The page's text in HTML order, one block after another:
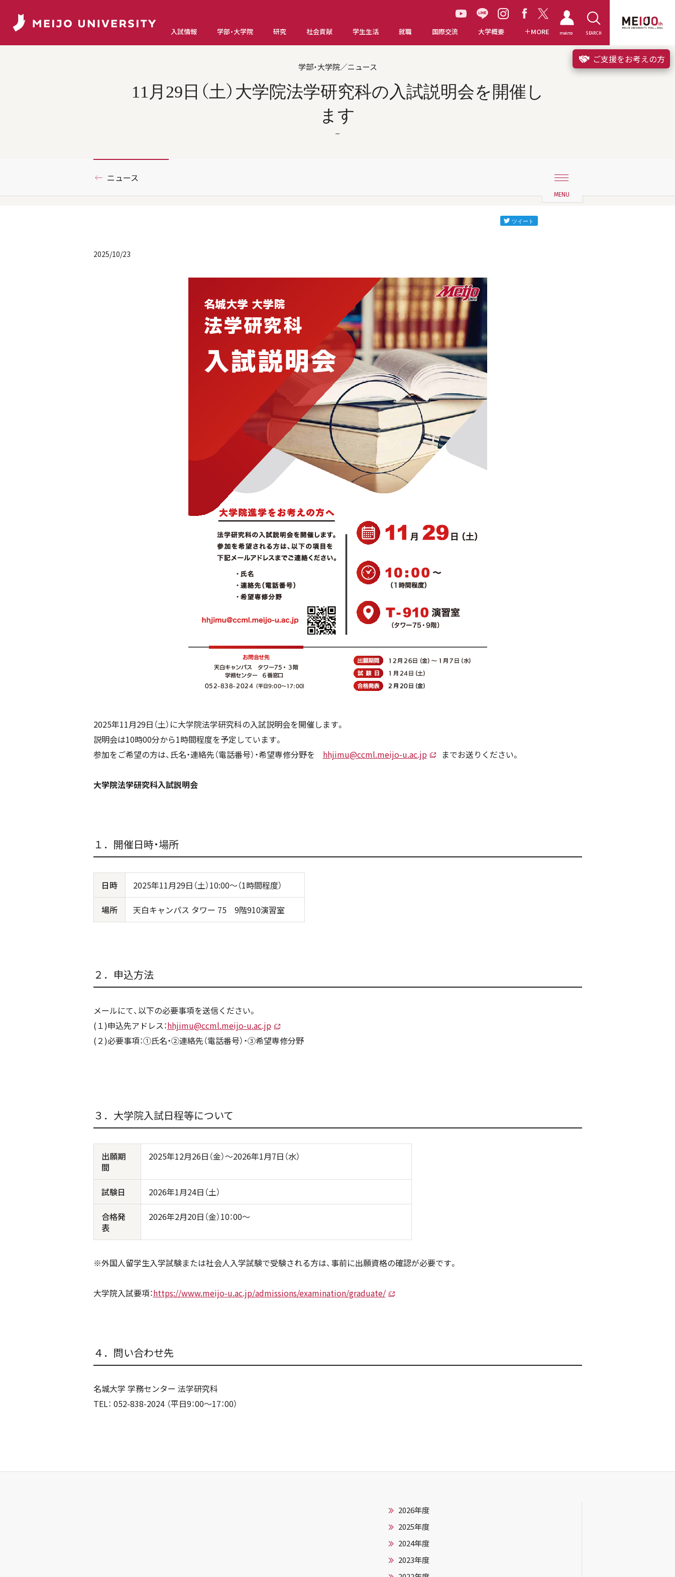
入試情報 学部・大学院 研究 社会貢献 学生生活 就職 国際交流 大学概要 MORE meimo SEARCH
ご支援をお考えの方
学部・大学院／ニュース
11月29日（土）大学院法学研究科の入試説明会を開催し
ます
ニュース
2025/10/23
2025年11月29日（土）に大学院法学研究科の入試説明会を開催します。
説明会は10時00分から1時間程度を予定しています。
参加をご希望の方は、氏名・連絡先（電話番号）・希望専修分野を hhjimu@ccml.meijo-u.ac.jp までお送りください。
大学院法学研究科入試説明会
１．開催日時・場所
日時 2025年11月29日（土）10:00～（1時間程度）
場所 天白キャンパス タワー 75 9階910演習室
２．申込方法
メールにて、以下の必要事項を送信ください。
(１)申込先アドレス：hhjimu@ccml.meijo-u.ac.jp
(２)必要事項：①氏名・②連絡先（電話番号）・③希望専修分野
３．大学院入試日程等について
出願期
間
2025年12月26日（金）～2026年1月7日（水）
試験日 2026年1月24日（土）
合格発
表
2026年2月20日（金）10：00～
※外国人留学生入学試験または社会人入学試験で受験される方は、事前に出願資格の確認が必要です。
大学院入試要項：https://www.meijo-u.ac.jp/admissions/examination/graduate/
４．問い合わせ先
名城大学 学務センター 法学研究科
TEL： 052-838-2024 （平日9：00～17：00）
2026年度
2025年度
2024年度
2023年度